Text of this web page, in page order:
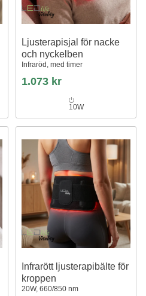
Ljusterapisjal för nacke
och nyckelben
Infraröd, med timer
1.073 kr
10W
Infrarött ljusterapibälte för
kroppen
20W, 660/850 nm